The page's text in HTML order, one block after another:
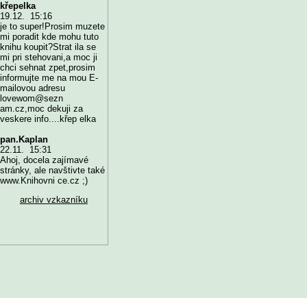
křepelka
19.12. 15:16
je to super!Prosim muzete
mi poradit kde mohu tuto
knihu koupit?Strat ila se
mi pri stehovani,a moc ji
chci sehnat zpet,prosim
informujte me na mou E-
mailovou adresu
lovewom@sezn
am.cz,moc dekuji za
veskere info....křep elka
pan.Kaplan
22.11. 15:31
Ahoj, docela zajímavé
stránky, ale navštivte také
www.Knihovni ce.cz ;)
archiv vzkazníku